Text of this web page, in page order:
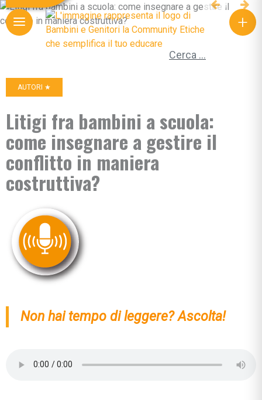
+
Ricerca per:
AUTORI ★
Litigi fra bambini a scuola:
come insegnare a gestire il
conflitto in maniera
costruttiva?
Non hai tempo di leggere? Ascolta!